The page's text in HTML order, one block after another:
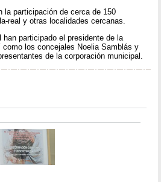
la participación de cerca de 150
real y otras localidades cercanas.
participado el presidente de la
los concejales Noelia Samblás y
de la corporación municipal.